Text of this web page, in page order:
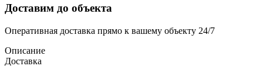
Доставим до объекта
Оперативная доставка прямо к вашему объекту 24/7
Описание
Доставка